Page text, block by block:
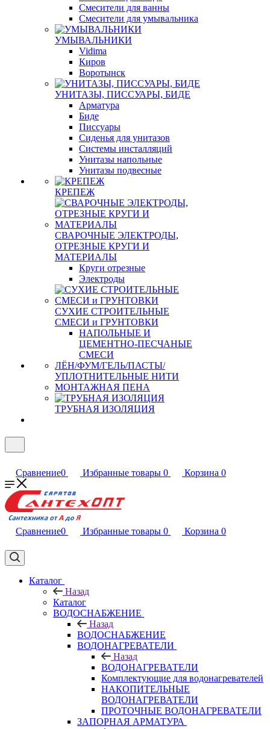
Смесители для ванны
Смесители для умывальника
УМЫВАЛЬНИКИ
Vidima
Киров
Воротынск
УНИТАЗЫ, ПИССУАРЫ, БИДЕ
Арматура
Биде
Писсуары
Сиденья для унитазов
Системы инсталляций
Унитазы напольные
Унитазы подвесные
КРЕПЕЖ
СВАРОЧНЫЕ ЭЛЕКТРОДЫ,
ОТРЕЗНЫЕ КРУГИ И
МАТЕРИАЛЫ
Круги отрезные
Электроды
СУХИЕ СТРОИТЕЛЬНЫЕ
СМЕСИ и ГРУНТОВКИ
НАПОЛЬНЫЕ И
ЦЕМЕНТНО-ПЕСЧАНЫЕ
СМЕСИ
ЛЁН/ФУМ/ГЕЛЬ/ПАСТЫ/
УПЛОТНИТЕЛЬНЫЕ НИТИ
МОНТАЖНАЯ ПЕНА
ТРУБНАЯ ИЗОЛЯЦИЯ
Сравнение0 Избранные товары 0 Корзина 0
Сравнение0 Избранные товары 0 Корзина 0
Каталог
Назад
Каталог
ВОДОСНАБЖЕНИЕ
Назад
ВОДОСНАБЖЕНИЕ
ВОДОНАГРЕВАТЕЛИ
Назад
ВОДОНАГРЕВАТЕЛИ
Комплектующие для водонагревателей
НАКОПИТЕЛЬНЫЕ
ВОДОНАГРЕВАТЕЛИ
ПРОТОЧНЫЕ ВОДОНАГРЕВАТЕЛИ
ЗАПОРНАЯ АРМАТУРА